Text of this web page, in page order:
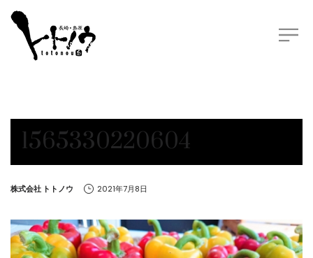
1565330220604
by
株式会社 トトノウ 2021年7月8日